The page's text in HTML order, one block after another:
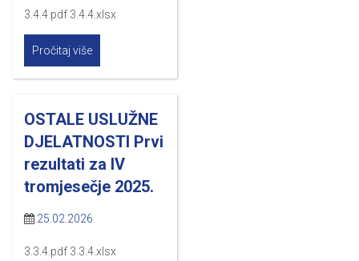
3.4.4.pdf 3.4.4.xlsx
Pročitaj više
OSTALE USLUŽNE
DJELATNOSTI Prvi
rezultati za IV
tromjesečje 2025.
25.02.2026
3.3.4.pdf 3.3.4.xlsx